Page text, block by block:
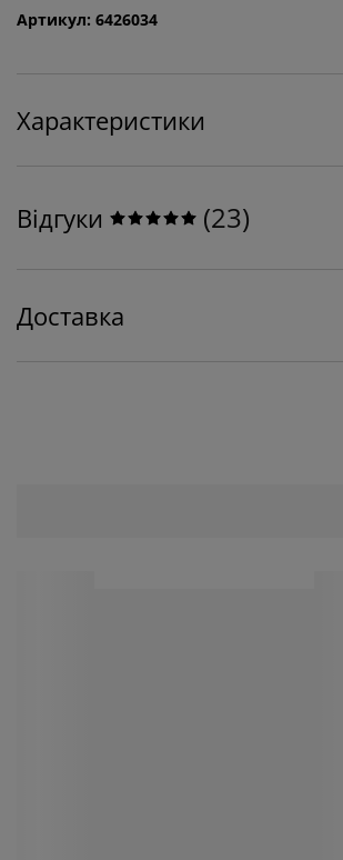
Артикул: 6426034
Характеристики
Відгуки (23)
Доставка